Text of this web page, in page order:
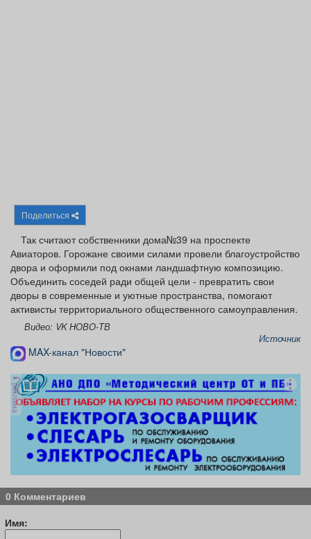
Поделиться
Так считают собственники дома№39 на проспекте
Авиаторов. Горожане своими силами провели благоустройство
двора и оформили под окнами ландшафтную композицию.
Объединить соседей ради общей цели - превратить свои
дворы в современные и уютные пространства, помогают
активисты территориального общественного самоуправления.
Видео: VK НОВО-ТВ
Источник
MAX-канал "Новости"
реклама
0 Комментариев
Имя: